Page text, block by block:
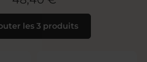
les 3 produits